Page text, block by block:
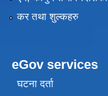
कर तथा शुल्कहरु
eGov services
घटना दर्ता